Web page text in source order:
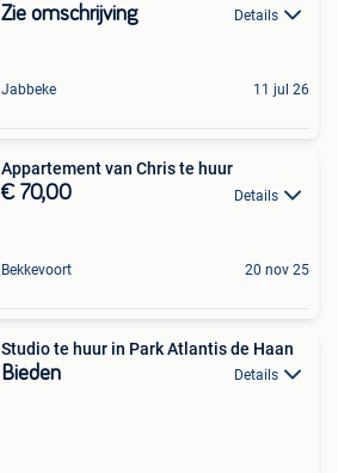
Zie omschrijving Details
Jabbeke 11 jul 26
Appartement van Chris te huur
€ 70,00 Details
Bekkevoort 20 nov 25
Studio te huur in Park Atlantis de Haan
Bieden Details